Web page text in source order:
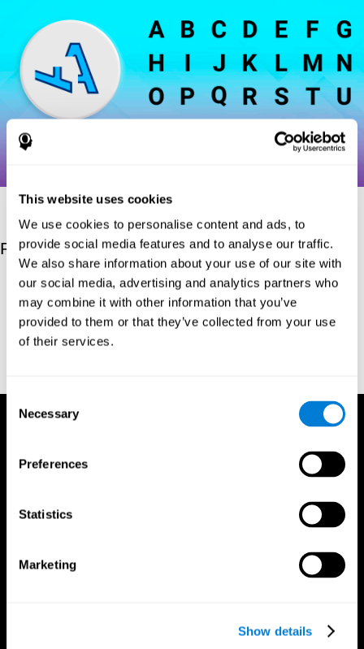
This website uses cookies
We use cookies to personalise content and ads, to
provide social media features and to analyse our traffic.
We also share information about your use of our site with
our social media, advertising and analytics partners who
may combine it with other information that you’ve
provided to them or that they’ve collected from your use
of their services.
Consent
Selection
Necessary
Preferences
Statistics
Marketing
Show details
Referanslar
Hooper, H. E. (1983). Hooper Visual Organization Test Manual.
Los Angeles, CA: Western Psychological Services.
Merten, T. (2004). A Short Version of the Hooper Visual
Organization Test: Reliability and Validity. Applied